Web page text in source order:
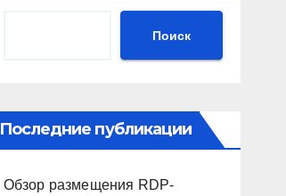
Поиск
Последние публикации
Обзор размещения RDP-